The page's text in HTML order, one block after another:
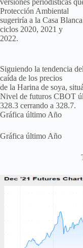
versiones periodísticas
Protección Ambiental
sugeriría a la Casa
ciclos 2020, 2021 y
2022.
Siguiendo la tendencia
caída de los precios
de la Harina de soya,
Nivel de futuros CBOT
328.3 cerrando a 328.7.
Gráfica último Año
Gráfica último Año